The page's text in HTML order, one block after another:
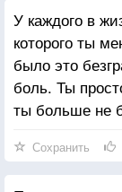
У каждого в
которого ты
было это
боль. Ты
ты больше не
Сохранить